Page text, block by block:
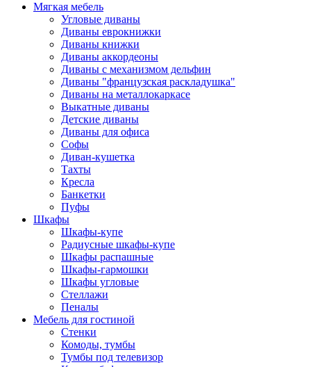
Мягкая мебель
Угловые диваны
Диваны еврокнижки
Диваны книжки
Диваны аккордеоны
Диваны с механизмом дельфин
Диваны "французская раскладушка"
Диваны на металлокаркасе
Выкатные диваны
Детские диваны
Диваны для офиса
Софы
Диван-кушетка
Тахты
Кресла
Банкетки
Пуфы
Шкафы
Шкафы-купе
Радиусные шкафы-купе
Шкафы распашные
Шкафы-гармошки
Шкафы угловые
Стеллажи
Пеналы
Мебель для гостиной
Стенки
Комоды, тумбы
Тумбы под телевизор